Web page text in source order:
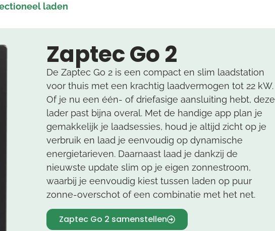
laden
Zaptec Go 2
De Zaptec Go 2 is een compact en slim laadstation
voor thuis met een krachtig laadvermogen tot 22 kW.
Of je nu een één- of driefasige aansluiting hebt, deze
lader past bijna overal. Met de handige app plan je
gemakkelijk je laadsessies, houd je altijd zicht op je
verbruik en laad je eenvoudig op dynamische
energietarieven. Daarnaast laad je dankzij de
nieuwste update slim op je eigen zonnestroom,
waarbij je eenvoudig kiest tussen laden op puur
zonne-overschot of een combinatie met het net.
Zaptec Go 2 samenstellen